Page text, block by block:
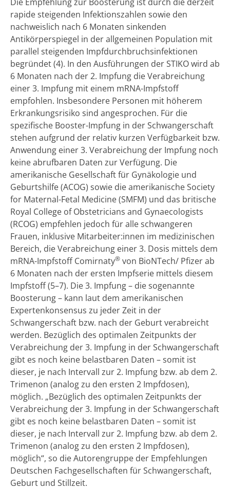
rapide steigenden Infektionszahlen sowie den
nachweislich nach 6 Monaten sinkenden
Antikörperspiegel in der allgemeinen Population mit
parallel steigenden Impfdurchbruchsinfektionen
begründet (4). In den Ausführungen der STIKO wird ab
6 Monaten nach der 2. Impfung die Verabreichung
einer 3. Impfung mit einem mRNA-Impfstoff
empfohlen. Insbesondere Personen mit höherem
Erkrankungsrisiko sind angesprochen. Für die
spezifische Booster-Impfung in der Schwangerschaft
stehen aufgrund der relativ kurzen Verfügbarkeit bzw.
Anwendung einer 3. Verabreichung der Impfung noch
keine abrufbaren Daten zur Verfügung. Die
amerikanische Gesellschaft für Gynäkologie und
Geburtshilfe (ACOG) sowie die amerikanische Society
for Maternal-Fetal Medicine (SMFM) und das britische
Royal College of Obstetricians and Gynaecologists
(RCOG) empfehlen jedoch für alle schwangeren
Frauen, inklusive Mitarbeiter:innen im medizinischen
Bereich, die Verabreichung einer 3. Dosis mittels dem
mRNA-Impfstoff Comirnaty® von BioNTech/ Pfizer ab
6 Monaten nach der ersten Impfserie mittels diesem
Impfstoff (5–7). Die 3. Impfung – die sogenannte
Boosterung – kann laut dem amerikanischen
Expertenkonsensus zu jeder Zeit in der
Schwangerschaft bzw. nach der Geburt verabreicht
werden. Bezüglich des optimalen Zeitpunkts der
Verabreichung der 3. Impfung in der Schwangerschaft
gibt es noch keine belastbaren Daten – somit ist
dieser, je nach Intervall zur 2. Impfung bzw. ab dem 2.
Trimenon (analog zu den ersten 2 Impfdosen),
möglich. „Bezüglich des optimalen Zeitpunkts der
Verabreichung der 3. Impfung in der Schwangerschaft
gibt es noch keine belastbaren Daten – somit ist
dieser, je nach Intervall zur 2. Impfung bzw. ab dem 2.
Trimenon (analog zu den ersten 2 Impfdosen),
möglich“, so die Autorengruppe der Empfehlungen
Deutschen Fachgesellschaften für Schwangerschaft,
Geburt und Stillzeit.